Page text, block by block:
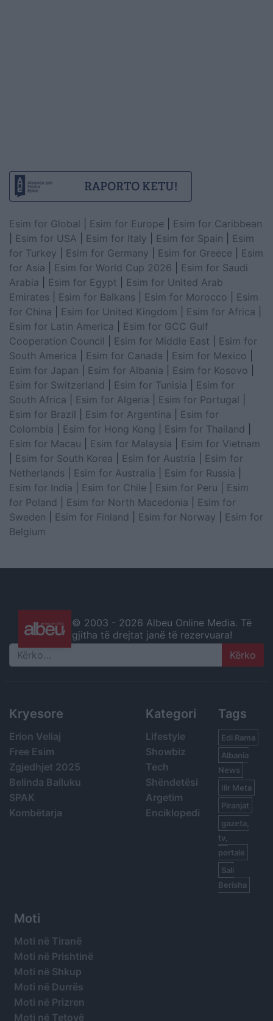
Esim for Global Esim for Europe
Esim for Caribbean
Esim for USA Esim for Italy Esim for Spain
Esim
for Turkey
Esim for Germany Esim for Greece
Esim
for Asia
Esim for World Cup 2026
Esim for Saudi
Arabia
Esim for Egypt
Esim for United Arab
Emirates
Esim for Balkans Esim for Morocco
Esim
for China
Esim for United Kingdom Esim for Africa
Esim for Latin America
Esim for GCC Gulf
Cooperation Council
Esim for Middle East
Esim for
South America
Esim for Canada Esim for Mexico
Esim for Japan
Esim for Albania Esim for Kosovo
Esim for Switzerland
Esim for Tunisia
Esim for
South Africa
Esim for Algeria Esim for Portugal
Esim for Brazil
Esim for Argentina
Esim for
Colombia
Esim for Hong Kong Esim for Thailand
Esim for Macau
Esim for Malaysia
Esim for Vietnam
Esim for South Korea Esim for Austria
Esim for
Netherlands
Esim for Australia Esim for Russia
Esim for India
Esim for Chile Esim for Peru
Esim
for Poland
Esim for North Macedonia
Esim for
Sweden
Esim for Finland Esim for Norway
Esim for
Belgium
© 2003 - 2026 Albeu Online Media. Të
gjitha të drejtat janë të rezervuara!
Search
Kryesore
Erion Veliaj
Free Esim
Zgjedhjet 2025
Belinda Balluku
SPAK
Kombëtarja
Kategori
Lifestyle
Showbiz
Tech
Shëndetësi
Argetim
Enciklopedi
Tags
Edi Rama
Albania
News
Ilir Meta
Piranjat
gazeta,
tv,
portale
Sali
Berisha
Moti
Moti në Tiranë
Moti në Prishtinë
Moti në Shkup
Moti në Durrës
Moti në Prizren
Moti në Tetovë